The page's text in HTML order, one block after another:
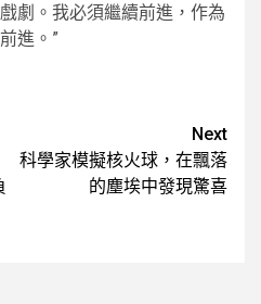
劇。我必須繼續前進，作為
進。”
Next
科學家模擬核火球，在飄落
的塵埃中發現驚喜